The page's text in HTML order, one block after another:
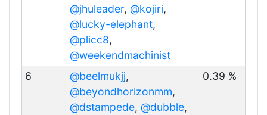
@jhuleader, @kojiri,
@lucky-elephant,
@plicc8,
@weekendmachinist
6 @beelmukjj,
@beyondhorizonmm,
@dstampede, @dubble,
0.39 %